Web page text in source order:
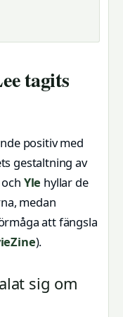
tagits
positiv med
gestaltning av
Yle hyllar de
medan
att fängsla
).
sig om